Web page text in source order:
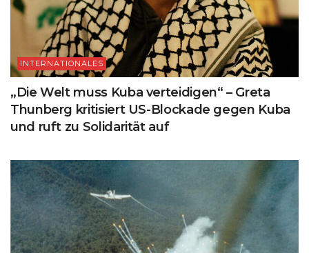
INTERNATIONALES
„Die Welt muss Kuba verteidigen“ – Greta
Thunberg kritisiert US-Blockade gegen Kuba
und ruft zu Solidarität auf